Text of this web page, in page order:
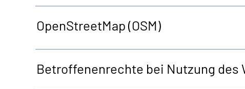
OpenStreetMap(OSM)
Betroffenenrechte bei Nutzung des